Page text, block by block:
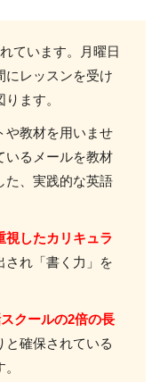
ています。月曜日
にレッスンを受け
ます。
や教材を用いませ
いるメールを教材
た、実践的な英語
視したカリキュラ
され「書く力」を
クールの2倍の長
と確保されている